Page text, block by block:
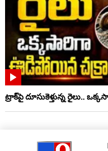
ట్రాక్‌పై దూసుకెళ్తున్న రైలు..